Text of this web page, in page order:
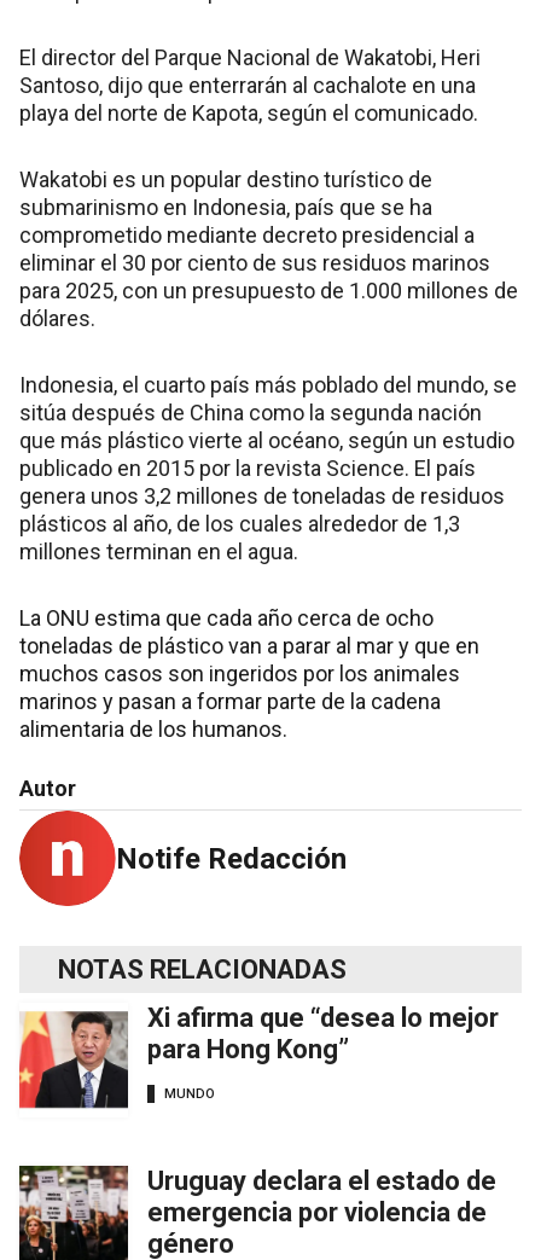
El director del Parque Nacional de Wakatobi, Heri
Santoso, dijo que enterrarán al cachalote en una
playa del norte de Kapota, según el comunicado.
Wakatobi es un popular destino turístico de
submarinismo en Indonesia, país que se ha
comprometido mediante decreto presidencial a
eliminar el 30 por ciento de sus residuos marinos
para 2025, con un presupuesto de 1.000 millones de
dólares.
Indonesia, el cuarto país más poblado del mundo, se
sitúa después de China como la segunda nación
que más plástico vierte al océano, según un estudio
publicado en 2015 por la revista Science. El país
genera unos 3,2 millones de toneladas de residuos
plásticos al año, de los cuales alrededor de 1,3
millones terminan en el agua.
La ONU estima que cada año cerca de ocho
toneladas de plástico van a parar al mar y que en
muchos casos son ingeridos por los animales
marinos y pasan a formar parte de la cadena
alimentaria de los humanos.
Autor
Notife Redacción
NOTAS RELACIONADAS
Xi afirma que “desea lo mejor
para Hong Kong”
MUNDO
Uruguay declara el estado de
emergencia por violencia de
género